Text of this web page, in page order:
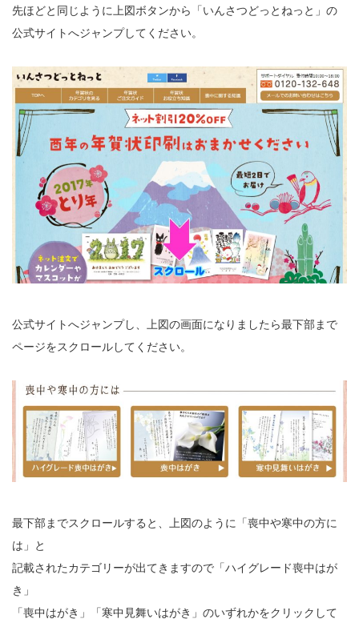
先ほどと同じように上図ボタンから「いんさつどっとねっと」の
公式サイトへジャンプしてください。
公式サイトへジャンプし、上図の画面になりましたら最下部まで
ページをスクロールしてください。
最下部までスクロールすると、上図のように「喪中や寒中の方に
は」と
記載されたカテゴリーが出てきますので「ハイグレード喪中はが
き」
「喪中はがき」「寒中見舞いはがき」のいずれかをクリックして